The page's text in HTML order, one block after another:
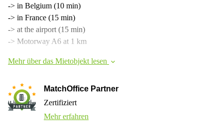
-> in Belgium (10 min)
-> in France (15 min)
-> at the airport (15 min)
-> Motorway A6 at 1 km
Mehr über das Mietobjekt lesen
MatchOffice Partner
Zertifiziert
Mehr erfahren